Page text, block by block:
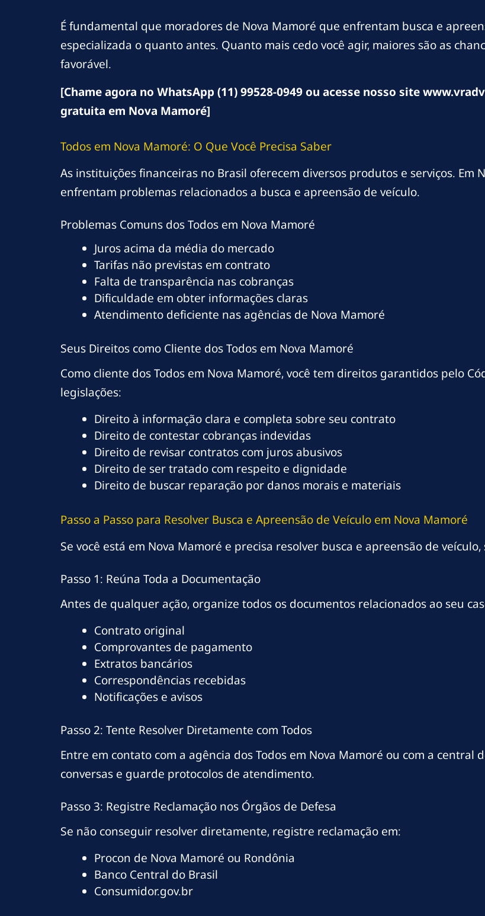
É fundamental que moradores de Nova Mamoré que enfrentam busca e
especializada o quanto antes. Quanto mais cedo você agir, maiores são as
favorável.
[Chame agora no WhatsApp (11) 99528-0949 ou acesse nosso site
gratuita em Nova Mamoré]
Todos em Nova Mamoré: O Que Você Precisa Saber
As instituições financeiras no Brasil oferecem diversos produtos e serviços. Em
enfrentam problemas relacionados a busca e apreensão de veículo.
Problemas Comuns dos Todos em Nova Mamoré
Juros acima da média do mercado
Tarifas não previstas em contrato
Falta de transparência nas cobranças
Dificuldade em obter informações claras
Atendimento deficiente nas agências de Nova Mamoré
Seus Direitos como Cliente dos Todos em Nova Mamoré
Como cliente dos Todos em Nova Mamoré, você tem direitos garantidos pelo
legislações:
Direito à informação clara e completa sobre seu contrato
Direito de contestar cobranças indevidas
Direito de revisar contratos com juros abusivos
Direito de ser tratado com respeito e dignidade
Direito de buscar reparação por danos morais e materiais
Passo a Passo para Resolver Busca e Apreensão de Veículo em Nova Mamoré
Se você está em Nova Mamoré e precisa resolver busca e apreensão de
Passo 1: Reúna Toda a Documentação
Antes de qualquer ação, organize todos os documentos relacionados ao seu
Contrato original
Comprovantes de pagamento
Extratos bancários
Correspondências recebidas
Notificações e avisos
Passo 2: Tente Resolver Diretamente com Todos
Entre em contato com a agência dos Todos em Nova Mamoré ou com a central
conversas e guarde protocolos de atendimento.
Passo 3: Registre Reclamação nos Órgãos de Defesa
Se não conseguir resolver diretamente, registre reclamação em:
Procon de Nova Mamoré ou Rondônia
Banco Central do Brasil
Consumidor.gov.br